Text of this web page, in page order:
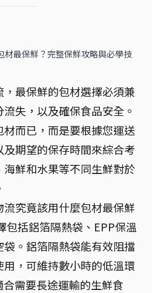
材最保鮮？完整保鮮攻略與必學技
最保鮮的包材選擇必須兼
失，以及確保食品安全。
而已，而是要根據您運送
期望的保存時間來綜合考
鮮和水果等不同生鮮對於
究竟該用什麼包材最保鮮
包括鋁箔隔熱袋、EPP保溫
。鋁箔隔熱袋能有效阻擋
，可維持數小時的低溫環
需要長途運輸的生鮮食